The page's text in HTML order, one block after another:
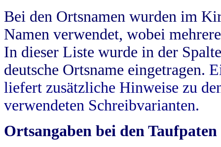
Bei den Ortsnamen wurden im
Namen verwendet, wobei
In dieser Liste wurde in der
deutsche Ortsname eingetragen.
liefert zusätzliche Hinweise zu
verwendeten Schreibvarianten.
Ortsangaben bei den Taufpaten